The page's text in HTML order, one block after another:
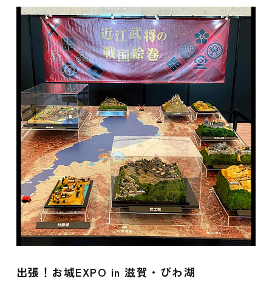
出張！お城EXPO in 滋賀・びわ湖